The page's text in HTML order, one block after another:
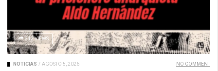
242 VIEWS
NOTICIAS / AGOSTO 5, 2026 NO COMMENT